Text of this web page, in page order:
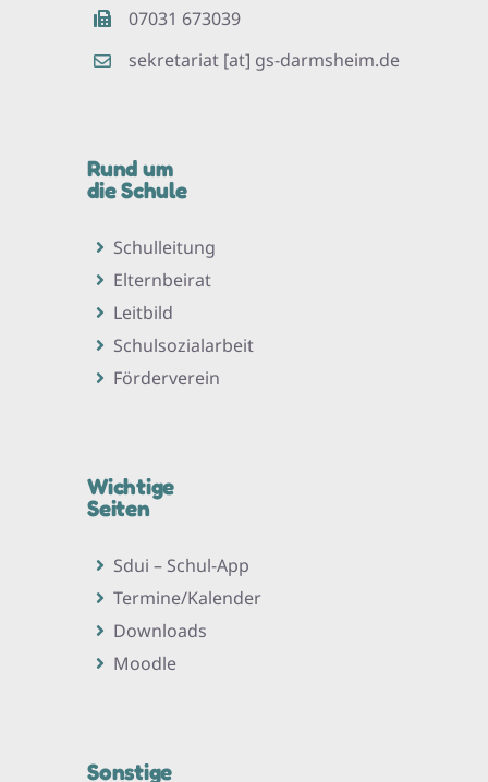
07031 673039
sekretariat [at] gs-darmsheim.de
Rund um
die Schule
Schulleitung
Elternbeirat
Leitbild
Schulsozialarbeit
Förderverein
Wichtige
Seiten
Sdui – Schul-App
Termine/Kalender
Downloads
Moodle
Sonstige